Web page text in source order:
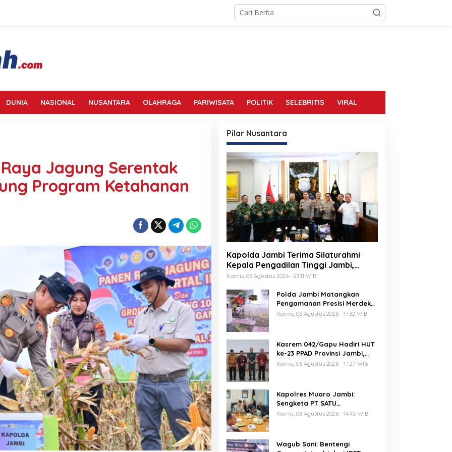
DUNIA NASIONAL NUSANTARA OLAHRAGA PARIWISATA POLITIK SELEBRITIS VIRAL
Jagung Serentak
Program Ketahanan
Pilar Nusantara
Kapolda Jambi Terima Silaturahmi
Kepala Pengadilan Tinggi Jambi,
Perkuat Sinergi Antar Lembaga
Kamis, 06 Agustus 2026 - 23:11 WIB
Polda Jambi Matangkan
Pengamanan Presisi Merdeka
Run 2026 Melalui Tactical
Kamis, 06 Agustus 2026 - 17:32 WIB
Kasrem 042/Gapu Hadiri HUT
ke-23 PPAD Provinsi Jambi,
Perkuat Sinergi Dukung
Kamis, 06 Agustus 2026 - 17:27 WIB
Kapolres Muaro Jambi:
Sengketa PT SATU
Diselesaikan Lewat Dialog,
Kamis, 06 Agustus 2026 - 14:45 WIB
Wagub Sani: Bentengi